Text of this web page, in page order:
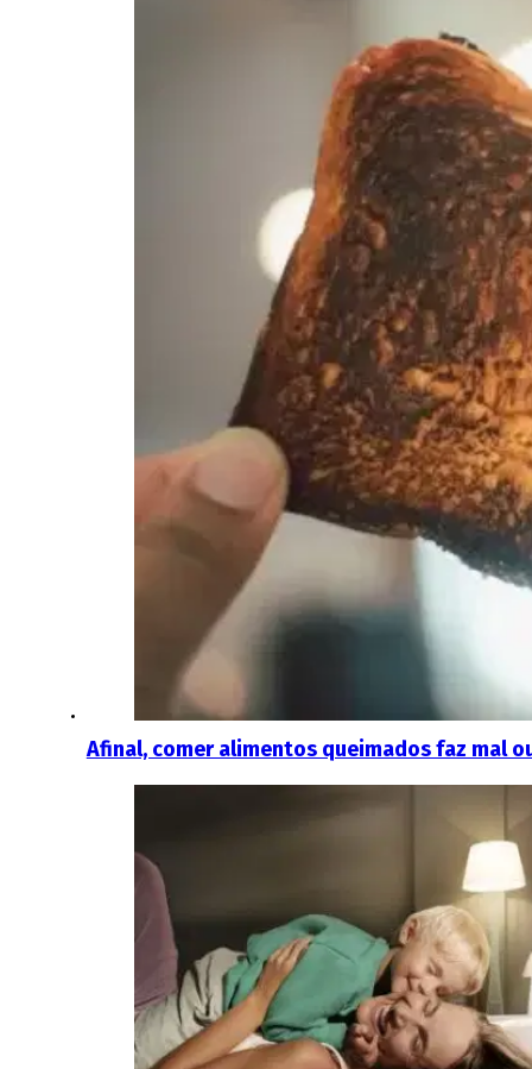
Afinal, comer alimentos queimados faz mal